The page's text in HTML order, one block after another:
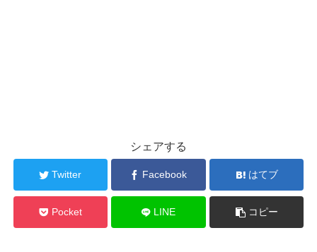
シェアする
Twitter Facebook はてブ
Pocket LINE コピー